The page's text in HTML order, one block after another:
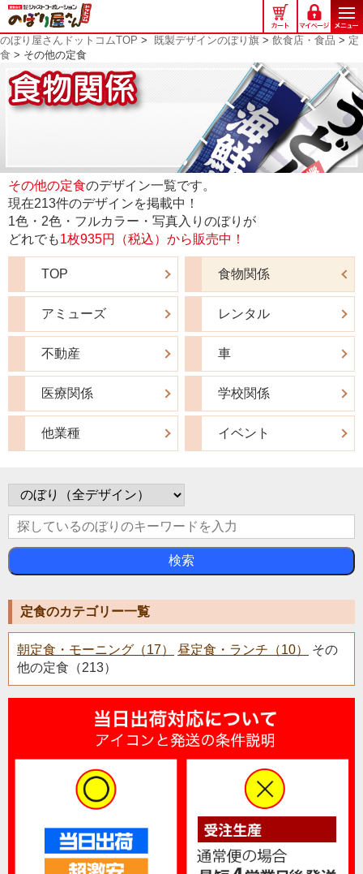
の
ぼ
り
屋
さ
ん
コ
ム
のぼり屋さんドットコムTOP > 既製デザインのぼり旗 > 飲食店・食品 > 定
食 > その他の定食
その他の定食のデザイン一覧です。
現在213件のデザインを掲載中！
1色・2色・フルカラー・写真入りのぼりが
どれでも1枚935円（税込）から販売中！
TOP
アミューズ
不動産
医療関係
他業種
食物関係
レンタル
車
学校関係
イベント
検索
定食のカテゴリー一覧
朝定食・モーニング（17） 昼定食・ランチ（10）
その
他の定食（213）